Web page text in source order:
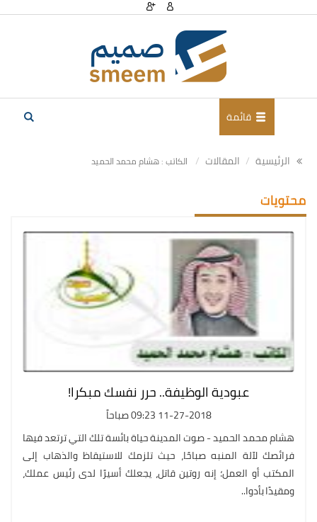
قائمة
الرئيسية المقالات الكاتب : هشام محمد الحميد
محتويات
عبودية الوظيفة.. حرر نفسك مبكرا!
11-27-2018 09:23 صباحاً
هشام محمد الحميد - صوت المدينة حياة بائسة تلك التي ترتعد فيها
فرائصك لآلة المنبه صباحًا، حيث تلزمك للاستيقاظ والذهاب إلى
المكتب أو العمل؛ إنه روتين قاتل، يجعلك أسيرًا لدى رئيس عملك،
ومقيدًا بأدوا..